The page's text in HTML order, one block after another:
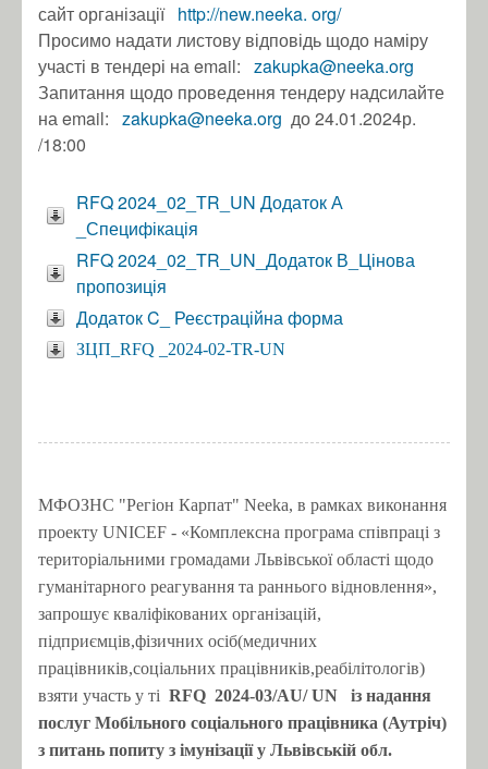
сайт організації http://new.neeka. org/
Просимо надати листову відповідь щодо наміру
участі в тендері на email: zakupka@neeka.org
Запитання щодо проведення тендеру надсилайте
на email: zakupka@neeka.org до 24.01.2024р.
/18:00
RFQ 2024_02_ТR_UN Додаток А
_Специфікація
RFQ 2024_02_TR_UN_Додаток В_Цінова
пропозиція
Додаток C_ Реєстраційна форма
ЗЦП_RFQ _2024-02-TR-UN
МФОЗНС "Регіон Карпат" Neeka, в рамках виконання
проекту UNICEF - «Комплексна програма співпраці з
територіальними громадами Львівської області щодо
гуманітарного реагування та раннього відновлення»,
запрошує кваліфікованих організацій,
підприємців,фізичних осіб(медичних
працівників,соціальних працівників,реабілітологів)
взяти участь у ті RFQ 2024-03/AU/UN із надання
послуг Мобільного соціального працівника (Аутріч)
з питань попиту з імунізації у Львівській обл.